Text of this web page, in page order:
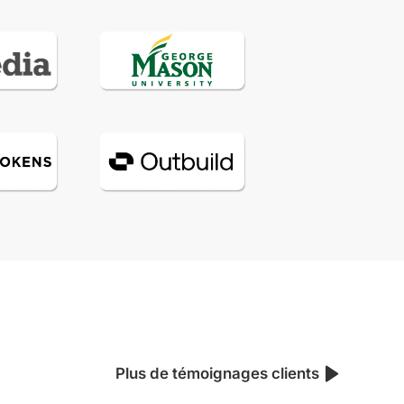
Plus de témoignages clients